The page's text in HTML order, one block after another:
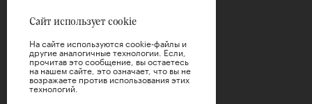
Сайт использует cookie
На сайте используются cookie-файлы и
другие аналогичные технологии. Если,
прочитав это сообщение, вы остаетесь
на нашем сайте, это означает, что вы не
возражаете против использования этих
технологий.